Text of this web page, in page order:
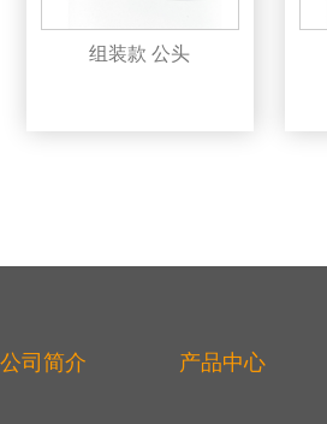
组装款 公头
公司简介 产品中心